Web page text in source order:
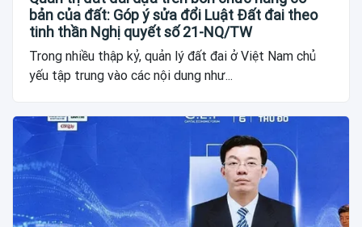
bản của đất: Góp ý sửa đổi Luật Đất đai theo
tinh thần Nghị quyết số 21-NQ/TW
Trong nhiều thập kỷ, quản lý đất đai ở Việt Nam chủ
yếu tập trung vào các nội dung như...